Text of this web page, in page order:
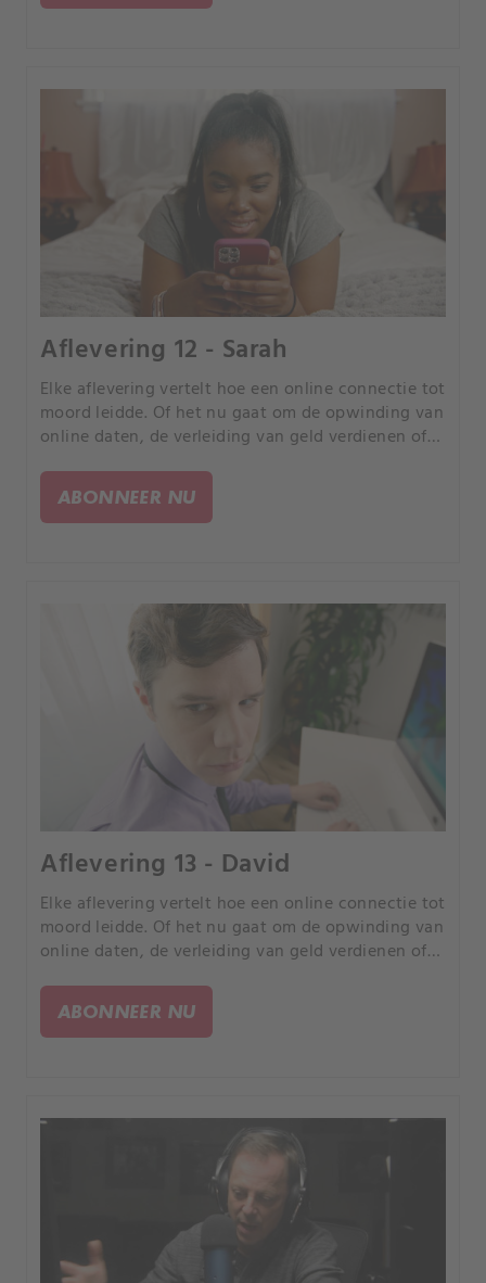
Aflevering 12 - Sarah
Elke aflevering vertelt hoe een online connectie tot
moord leidde. Of het nu gaat om de opwinding van
online daten, de verleiding van geld verdienen of
anders, maar iedereen heeft een tragisch einde.
ABONNEER NU
Aflevering 13 - David
Elke aflevering vertelt hoe een online connectie tot
moord leidde. Of het nu gaat om de opwinding van
online daten, de verleiding van geld verdienen of
anders, maar iedereen heeft een tragisch einde.
ABONNEER NU